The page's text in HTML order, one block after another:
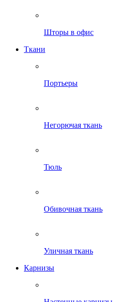
Шторы в офис
Ткани
Портьеры
Негорючая ткань
Тюль
Обивочная ткань
Уличная ткань
Карнизы